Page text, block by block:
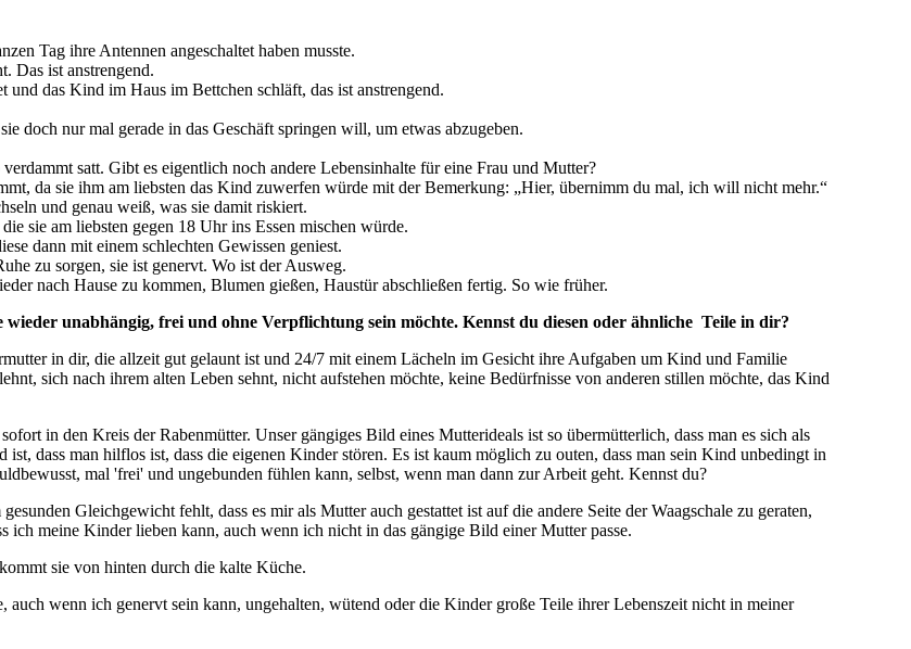
Tag ihre Antennen angeschaltet haben musste.
Das ist anstrengend.
und das Kind im Haus im Bettchen schläft, das ist anstrengend.
doch nur mal gerade in das Geschäft springen will, um etwas abzugeben.
satt. Gibt es eigentlich noch andere Lebensinhalte für eine Frau und Mutter?
da sie ihm am liebsten das Kind zuwerfen würde mit der Bemerkung: „Hier, übernimm du mal, ich will nicht mehr.“
und genau weiß, was sie damit riskiert.
sie am liebsten gegen 18 Uhr ins Essen mischen würde.
dann mit einem schlechten Gewissen geniest.
zu sorgen, sie ist genervt. Wo ist der Ausweg.
nach Hause zu kommen, Blumen gießen, Haustür abschließen fertig. So wie früher.
unabhängig, frei und ohne Verpflichtung sein möchte. Kennst du diesen oder ähnliche Teile in dir?
in dir, die allzeit gut gelaunt ist und 24/7 mit einem Lächeln im Gesicht ihre Aufgaben um Kind und Familie
sich nach ihrem alten Leben sehnt, nicht aufstehen möchte, keine Bedürfnisse von anderen stillen möchte, das Kind
in den Kreis der Rabenmütter. Unser gängiges Bild eines Mutterideals ist so übermütterlich, dass man es sich als
ist, dass man hilflos ist, dass die eigenen Kinder stören. Es ist kaum möglich zu outen, dass man sein Kind unbedingt in
mal 'frei' und ungebunden fühlen kann, selbst, wenn man dann zur Arbeit geht. Kennst du?
Gleichgewicht fehlt, dass es mir als Mutter auch gestattet ist auf die andere Seite der Waagschale zu geraten,
ich meine Kinder lieben kann, auch wenn ich nicht in das gängige Bild einer Mutter passe.
sie von hinten durch die kalte Küche.
wenn ich genervt sein kann, ungehalten, wütend oder die Kinder große Teile ihrer Lebenszeit nicht in meiner